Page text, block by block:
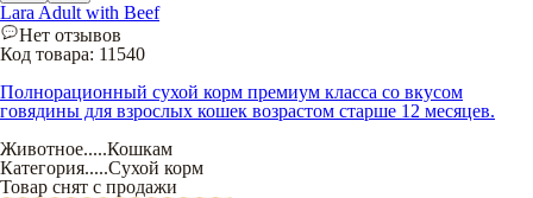
Lara Adult with Beef
Нет отзывов
Код товара: 11540
Полнорационный сухой корм премиум класса со вкусом
говядины для взрослых кошек возрастом старше 12 месяцев.
Животное.....Кошкам
Категория.....Сухой корм
Товар снят с продажи